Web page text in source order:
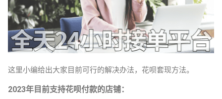
这里小编给出大家目前可行的解决办法，花呗套现方法。
2023年目前支持花呗付款的店铺：